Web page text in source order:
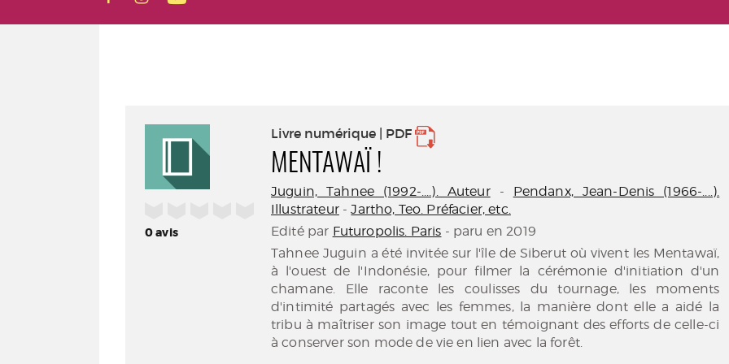
0avis
Livre numérique | PDF
MENTAWAÏ !
Juguin, Tahnee (1992-....). Auteur- Pendanx, Jean-Denis (1966-....).
Illustrateur-Jartho, Teo. Préfacier, etc.
Edité par Futuropolis. Paris - paru en 2019
Tahnee Juguin a été invitée sur l'île de Siberut où vivent les Mentawaï,
à l'ouest de l'Indonésie, pour filmer la cérémonie d'initiation d'un
chamane. Elle raconte les coulisses du tournage, les moments
d'intimité partagés avec les femmes, la manière dont elle a aidé la
tribu à maîtriser son image tout en témoignant des efforts de celle-ci
à conserver son mode de vie en lien avec la forêt.